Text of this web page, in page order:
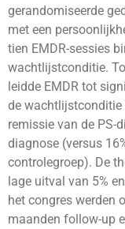
gerandomiseerde
met een
tien EMDR-sessies
wachtlijstconditie.
leidde EMDR tot
de wachtlijstconditie
remissie van de PS-
diagnose (versus
controlegroep). De
lage uitval van 5%
het congres werden
maanden follow-up